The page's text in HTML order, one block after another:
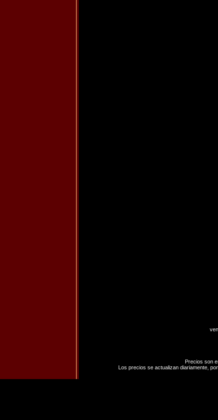
Precios son
Los precios se actualizan diariamente,